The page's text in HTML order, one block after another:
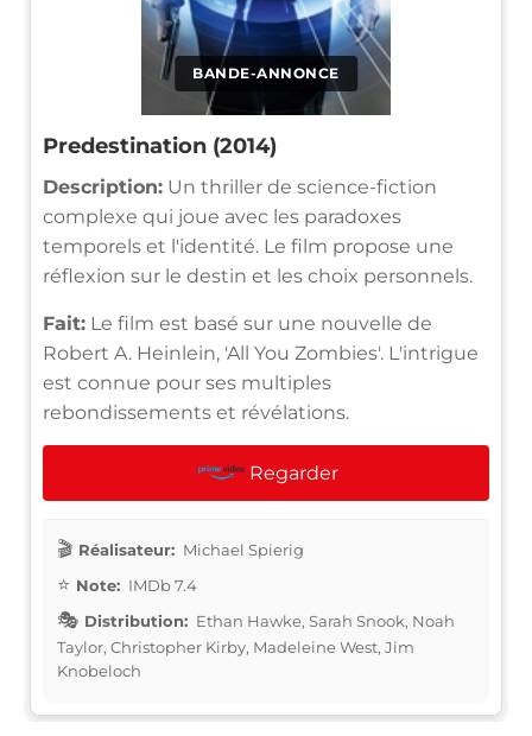
BANDE-ANNONCE
Predestination (2014)
Description: Un thriller de science-fiction
complexe qui joue avec les paradoxes
temporels et l'identité. Le film propose une
réflexion sur le destin et les choix personnels.
Fait: Le film est basé sur une nouvelle de
Robert A. Heinlein, 'All You Zombies'. L'intrigue
est connue pour ses multiples
rebondissements et révélations.
Regarder
Réalisateur: Michael Spierig
Note: IMDb 7.4
Distribution: Ethan Hawke, Sarah Snook, Noah
Taylor, Christopher Kirby, Madeleine West, Jim
Knobeloch